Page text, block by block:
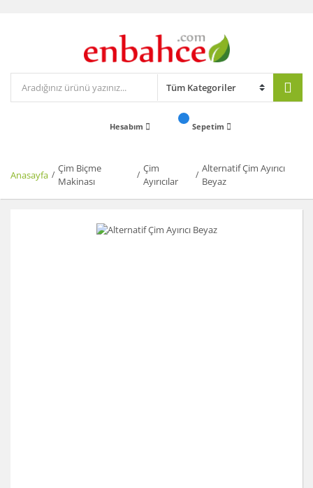
Hesabım Sepetim
Anasayfa
Çim Biçme
Makinası
Çim
Ayırıcılar
Alternatif Çim Ayırıcı
Beyaz